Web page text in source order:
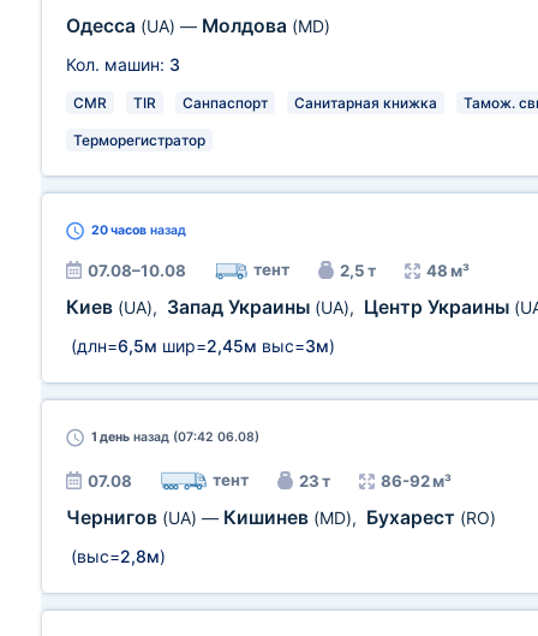
Одесса (UA) — Молдова (MD)
Кол. машин: 3
CMR TIR Санпаспорт Санитарная книжка Тамож.
Терморегистратор
20 часов назад
07.08–10.08 тент 2,5 т 48 м³
Киев (UA), Запад Украины (UA), Центр Украины
(длн=6,5м шир=2,45м выс=3м)
1 день назад (07:42 06.08)
07.08 тент 23 т 86-92 м³
Чернигов (UA) — Кишинев (MD), Бухарест (RO)
(выс=2,8м)